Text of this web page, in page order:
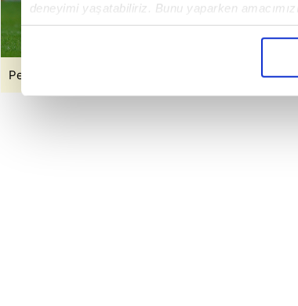
deneyimi yaşatabiliriz. Bunu yaparken
içerikleri sunabilmek adına elimizden gelen
Pedro Gonçalves Sporting Lizbon’da forma giyiyor